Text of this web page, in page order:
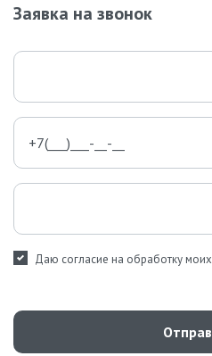
Заявка на звонок
Даю согласие на обработку